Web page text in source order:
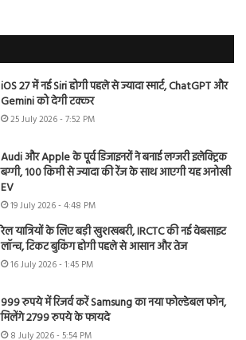
iOS 27 में नई Siri होगी पहले से ज्यादा स्मार्ट, ChatGPT और
Gemini को देगी टक्कर
25 July 2026 - 7:52 PM
Audi और Apple के पूर्व डिजाइनरों ने बनाई लग्जरी इलेक्ट्रिक
बग्गी, 100 किमी से ज्यादा की रेंज के साथ आएगी यह अनोखी
EV
19 July 2026 - 4:48 PM
रेल यात्रियों के लिए बड़ी खुशखबरी, IRCTC की नई वेबसाइट
लॉन्च, टिकट बुकिंग होगी पहले से आसान और तेज
16 July 2026 - 1:45 PM
999 रुपये में रिजर्व करें Samsung का नया फोल्डेबल फोन,
मिलेंगे 2799 रुपये के फायदे
8 July 2026 - 5:54 PM